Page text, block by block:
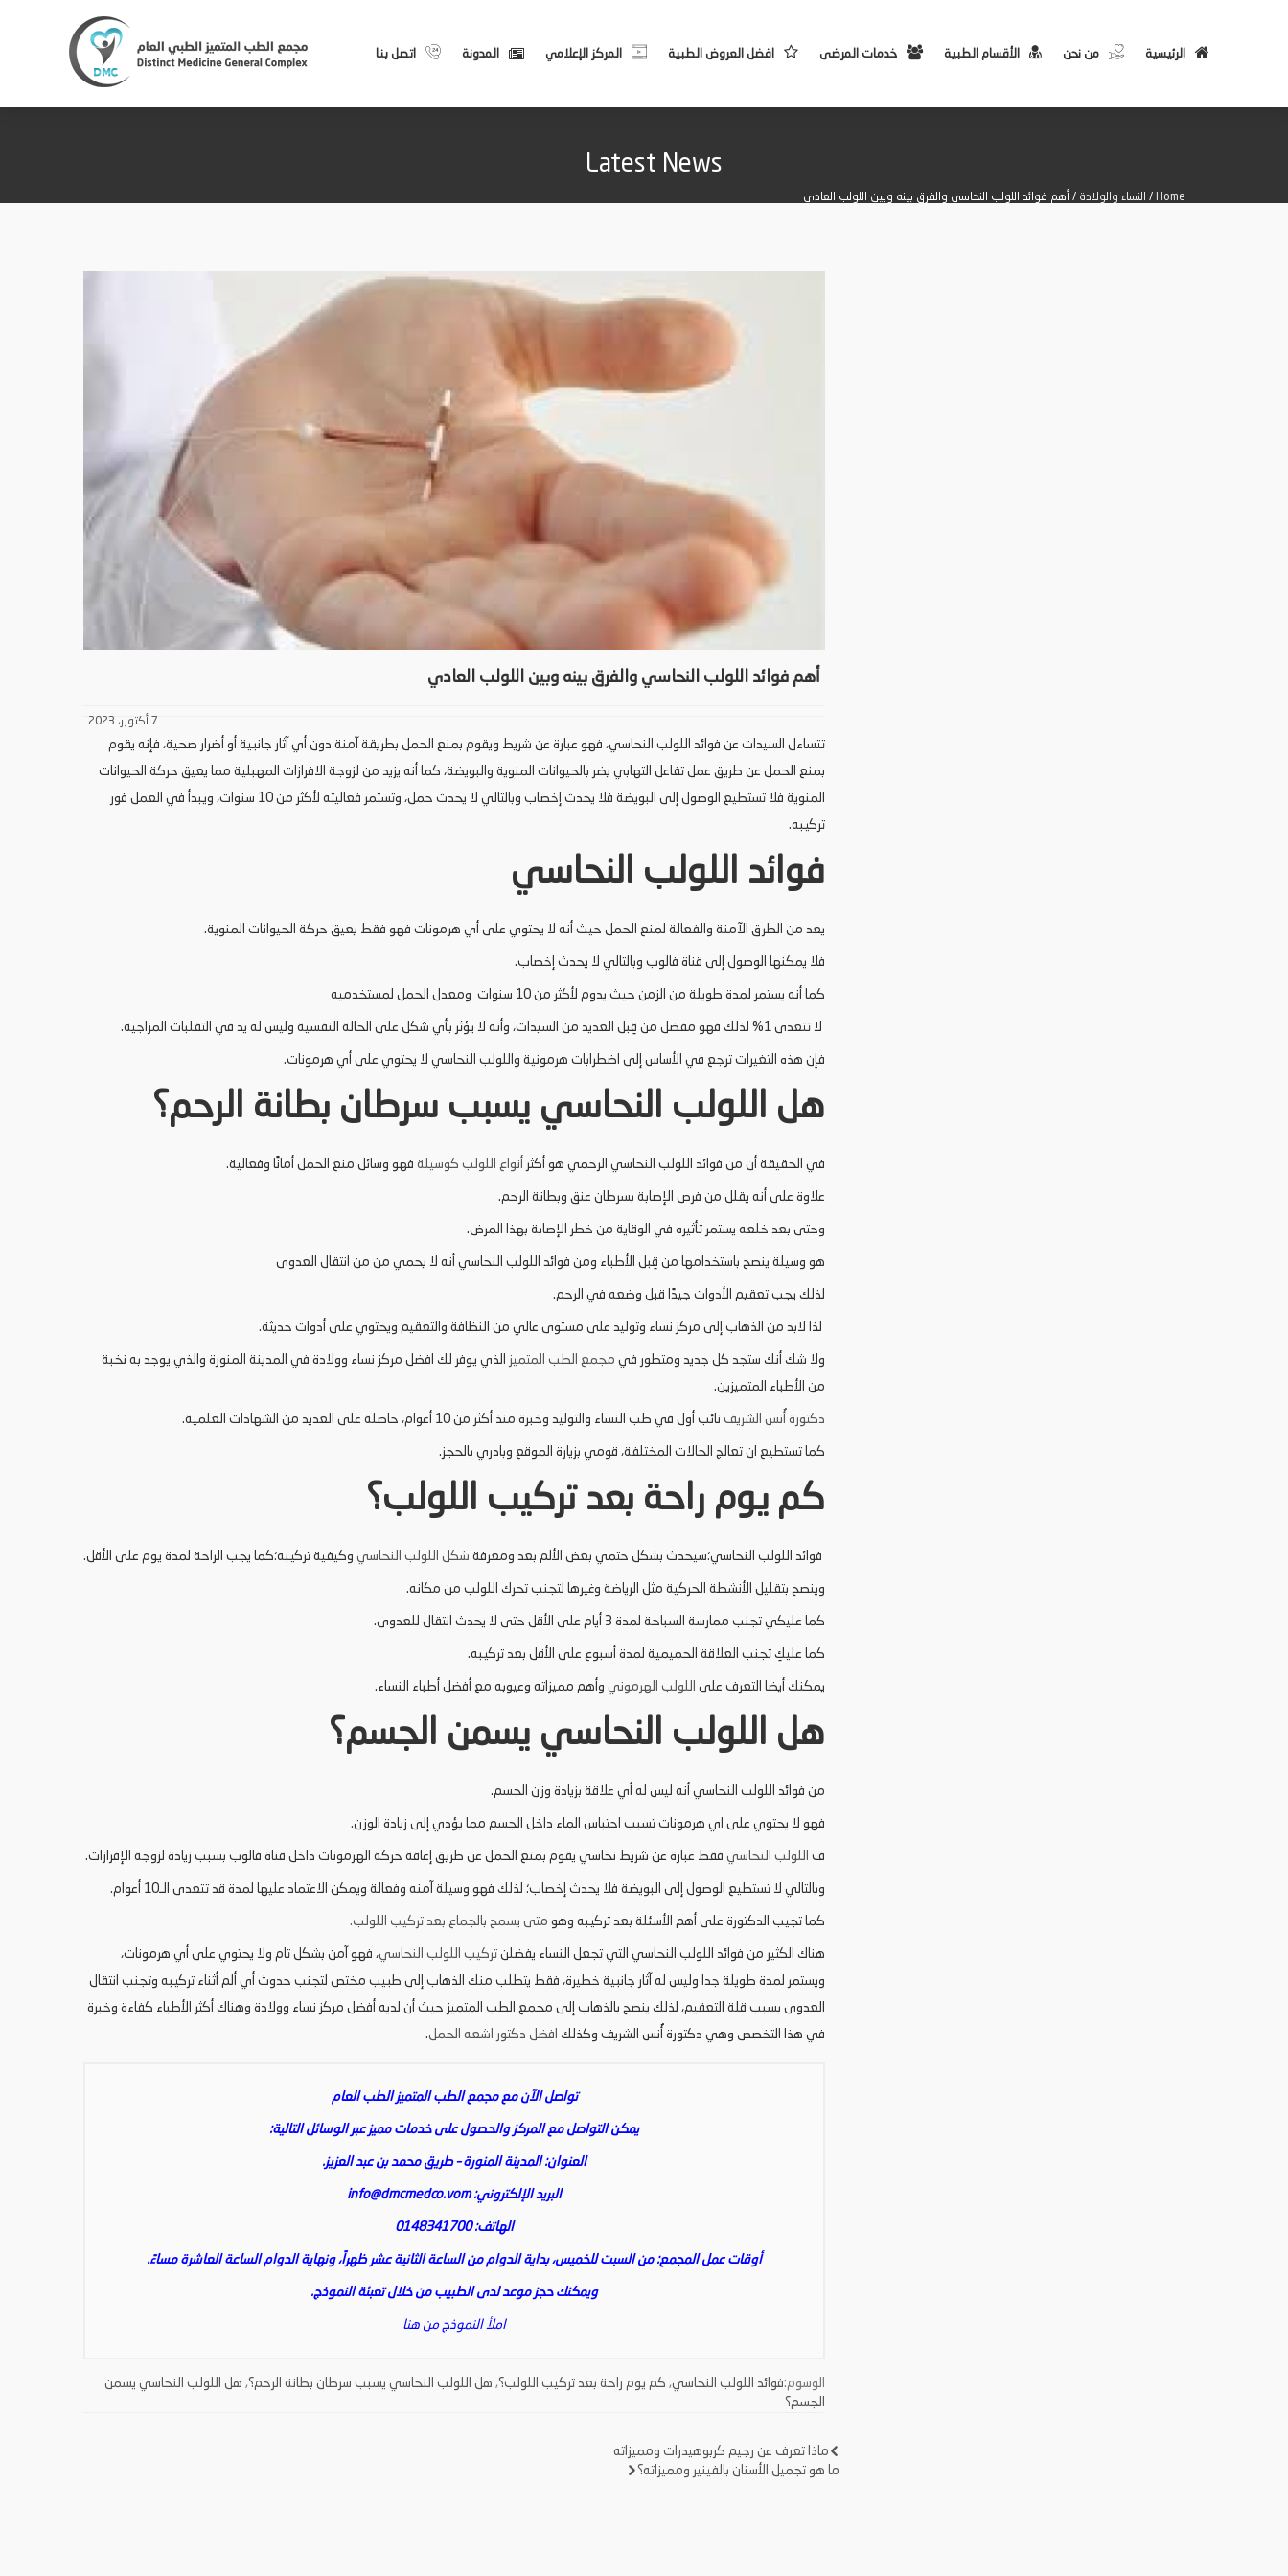
الرئيسية من نحن الأقسام الطبية خدمات المرضى افضل العروض الطبية المركز الإعلامي المدونة اتصل بنا
Latest News
Home
/ النساء والولادة / أهم فوائد اللولب النحاسي والفرق بينه وبين اللولب العادي
أهم فوائد اللولب النحاسي والفرق بينه وبين اللولب العادي
7 أكتوبر، 2023
تتساءل السيدات عن فوائد اللولب النحاسي، فهو عبارة عن شريط ويقوم بمنع الحمل بطريقة آمنة دون أي آثار جانبية أو أضرار صحية، فإنه يقوم
بمنع الحمل عن طريق عمل تفاعل التهابي يضر بالحيوانات المنوية والبويضة، كما أنه يزيد من لزوجة الافرازات المهبلية مما يعيق حركة الحيوانات
المنوية فلا تستطيع الوصول إلى البويضة فلا يحدث إخصاب وبالتالي لا يحدث حمل، وتستمر فعاليته لأكثر من 10 سنوات، ويبدأ في العمل فور
تركيبه.
فوائد اللولب النحاسي
يعد من الطرق الآمنة والفعالة لمنع الحمل حيث أنه لا يحتوي على أي هرمونات فهو فقط يعيق حركة الحيوانات المنوية.
فلا يمكنها الوصول إلى قناة فالوب وبالتالي لا يحدث إخصاب.
كما أنه يستمر لمدة طويلة من الزمن حيث يدوم لأكثر من 10 سنوات ومعدل الحمل لمستخدميه
لا تتعدى 1% لذلك فهو مفضل من قِبل العديد من السيدات، وأنه لا يؤثر بأي شكل على الحالة النفسية وليس له يد في التقلبات المزاجية.
فإن هذه التغيرات ترجع في الأساس إلى اضطرابات هرمونية واللولب النحاسي لا يحتوي على أي هرمونات.
هل اللولب النحاسي يسبب سرطان بطانة الرحم؟
في الحقيقة أن من فوائد اللولب النحاسي الرحمي هو أكثر أنواع اللولب كوسيلة فهو وسائل منع الحمل أمانًا وفعالية.
علاوة على أنه يقلل من فرص الإصابة بسرطان عنق وبطانة الرحم.
وحتى بعد خلعه يستمر تأثيره في الوقاية من خطر الإصابة بهذا المرض.
هو وسيلة ينصح باستخدامها من قِبل الأطباء ومن فوائد اللولب النحاسي أنه لا يحمي من من انتقال العدوى
لذلك يجب تعقيم الأدوات جيدًا قبل وضعه في الرحم.
لذا لابد من الذهاب إلى مركز نساء وتوليد على مستوى عالي من النظافة والتعقيم ويحتوي على أدوات حديثة.
ولا شك أنك ستجد كل جديد ومتطور في مجمع الطب المتميز الذي يوفر لك افضل مركز نساء وولادة في المدينة المنورة والذي يوجد به نخبة
من الأطباء المتميزين.
دكتورة نس الشريف نائب أول في طب النساء والتوليد وخبرة منذ أكثر من 10 أعوام، حاصلة على العديد من الشهادات العلمية.
كما تستطيع ان تعالج الحالات المختلفة، قومي بزيارة الموقع وبادري بالحجز.
كم يوم راحة بعد تركيب اللولب؟
فوائد اللولب النحاسي؛سيحدث بشكل حتمي بعض الألم بعد ومعرفة شكل اللولب النحاسي وكيفية تركيبه؛كما يجب الراحة لمدة يوم على الأقل.
وينصح بتقليل الأنشطة الحركية مثل الرياضة وغيرها لتجنب تحرك اللولب من مكانه.
كما عليكي تجنب ممارسة السباحة لمدة 3 أيام على الأقل حتى لا يحدث انتقال للعدوى.
كما عليكِ تجنب العلاقة الحميمية لمدة أسبوع على الأقل بعد تركيبه.
يمكنك أيضا التعرف على اللولب الهرموني وأهم مميزاته وعيوبه مع أفضل أطباء النساء.
هل اللولب النحاسي يسمن الجسم؟
من فوائد اللولب النحاسي أنه ليس له أي علاقة بزيادة وزن الجسم.
فهو لا يحتوي على اي هرمونات تسبب احتباس الماء داخل الجسم مما يؤدي إلى زيادة الوزن.
ف اللولب النحاسي فقط عبارة عن شريط نحاسي يقوم بمنع الحمل عن طريق إعاقة حركة الهرمونات داخل قناة فالوب بسبب زيادة لزوجة الإفرازات.
وبالتالي لا تستطيع الوصول إلى البويضة فلا يحدث إخصاب؛ لذلك فهو وسيلة آمنه وفعالة ويمكن الاعتماد عليها لمدة قد تتعدى الـ10 أعوام.
كما تجيب الدكتورة على أهم الأسئلة بعد تركيبه وهو متى يسمح بالجماع بعد تركيب اللولب.
هناك الكثير من فوائد اللولب النحاسي التي تجعل النساء يفضلن تركيب اللولب النحاسي، فهو آمن بشكل تام ولا يحتوي على أي هرمونات،
ويستمر لمدة طويلة جدا وليس له آثار جانبية خطيرة، فقط يتطلب منك الذهاب إلى طبيب مختص لتجنب حدوث أي ألم أثناء تركيبه وتجنب انتقال
العدوى بسبب قلة التعقيم، لذلك ينصح بالذهاب إلى مجمع الطب المتميز حيث أن لديه أفضل مركز نساء وولادة وهناك أكثر الأطباء كفاءة وخبرة
في هذا التخصص وهي دكتورة أُنس الشريف وكذلك افضل دكتور اشعه الحمل.
تواصل الآن مع مجمع الطب المتميز الطب العام
يمكن التواصل مع المركز والحصول على خدمات مميز عبر الوسائل التالية:
العنوان: المدينة المنورة – طريق محمد بن عبد العزيز.
البريد الإلكتروني:info@dmcmedco.vom
الهاتف: 0148341700
أوقات عمل المجمع: من السبت للخميس، بداية الدوام من الساعة الثانية عشر ظهراً، ونهاية الدوام الساعة العاشرة مساءً.
ويمكنك حجز موعد لدى الطبيب من خلال تعبئة النموذج.
املأ النموذج من هنا
الوسوم:فوائد اللولب النحاسي, كم يوم راحة بعد تركيب اللولب؟, هل اللولب النحاسي يسبب سرطان بطانة الرحم؟, هل اللولب النحاسي يسمن
الجسم؟
تصفّح
ماذا تعرف عن رجيم كربوهيدرات ومميزاته
ما هو تجميل الأسنان بالفينير ومميزاته؟